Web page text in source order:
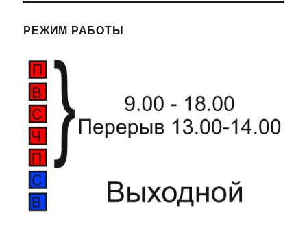
РЕЖИМ РАБОТЫ